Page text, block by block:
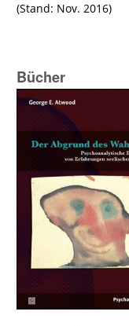
(Stand: Nov. 2016)
Bücher